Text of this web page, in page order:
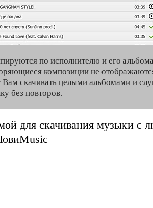
по исполнителю и его
композиции не
Вам скачивать целыми альбомами и
без повторов.
для скачивания музыки с